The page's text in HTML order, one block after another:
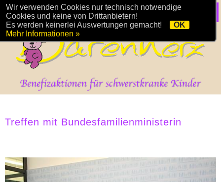
Treffen mit Bundesfamilienministerin
Wir verwenden Cookies nur technisch notwendige
Cookies und keine von Drittanbietern!
Es werden keinerlei Auswertungen gemacht!
OK
Mehr Informationen »